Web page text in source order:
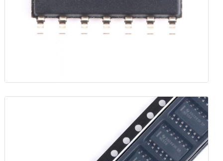
الدوائر المتكاملة الراديوية
برمجة PLC
وحدة GPS
وحدة ترددات الراديو